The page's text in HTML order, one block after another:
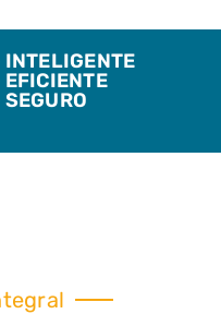
INTELIGENTE
EFICIENTE
SEGURO